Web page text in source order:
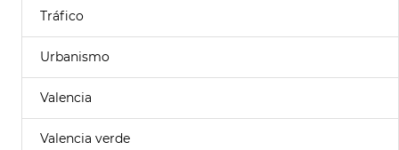
Tráfico
Urbanismo
Valencia
Valencia verde